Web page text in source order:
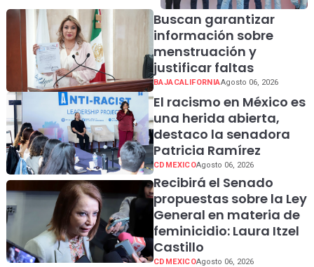
María Antonieta Pérez
Buscan garantizar
información sobre
menstruación y
justificar faltas
BAJACALIFORNIAAgosto 06, 2026
El racismo en México es
una herida abierta,
destaco la senadora
Patricia Ramírez
CDMEXICOAgosto 06, 2026
Recibirá el Senado
propuestas sobre la Ley
General en materia de
feminicidio: Laura Itzel
Castillo
CDMEXICOAgosto 06, 2026